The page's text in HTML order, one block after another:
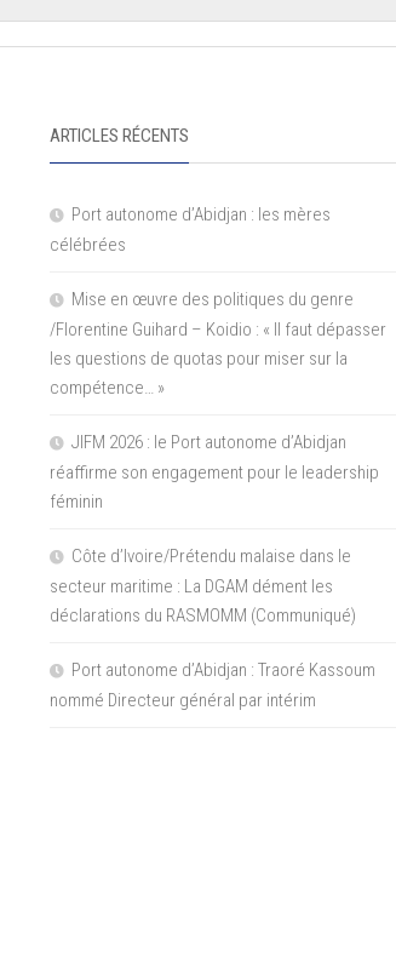
ARTICLES RÉCENTS
Port autonome d’Abidjan : les mères
célébrées
Mise en œuvre des politiques du genre
/Florentine Guihard – Koidio : « Il faut dépasser
les questions de quotas pour miser sur la
compétence… »
JIFM 2026 : le Port autonome d’Abidjan
réaffirme son engagement pour le leadership
féminin
Côte d’Ivoire/Prétendu malaise dans le
secteur maritime : La DGAM dément les
déclarations du RASMOMM (Communiqué)
Port autonome d’Abidjan : Traoré Kassoum
nommé Directeur général par intérim